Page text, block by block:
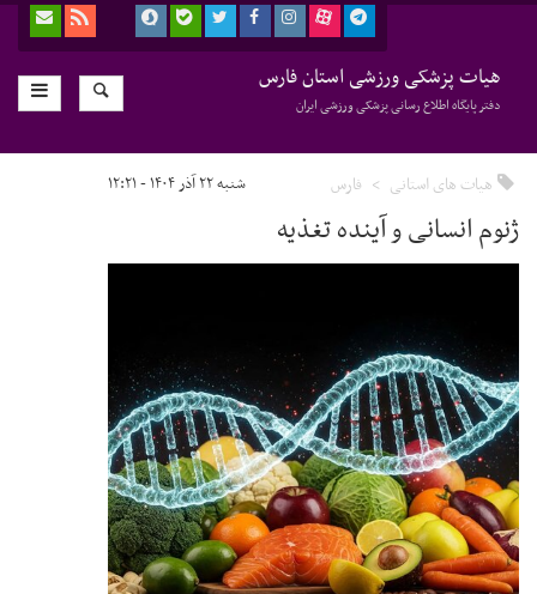
هیات پزشکی ورزشی استان فارس
دفتر پایگاه اطلاع رسانی پزشکی ورزشی ایران
هیات های استانی فارس شنبه ۲۲ آذر ۱۴۰۴ - ۱۲:۲۱
ژنوم انسانی و آینده تغذیه